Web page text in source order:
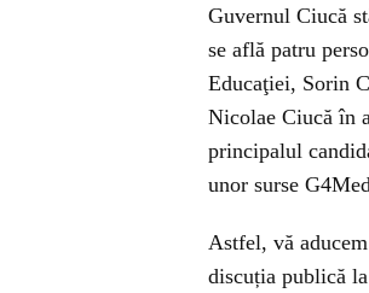
Guvernul Ciucă
se află patru
Educaţiei, Sorin
Nicolae Ciucă în
principalul
unor surse
Astfel, vă
discuția publică